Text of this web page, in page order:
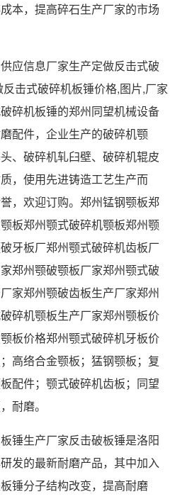
本，提高碎石生产厂家的市场
应信息厂家生产定做反击式破
击式破碎机板锤价格,图片,厂家
碎机板锤的郑州同望机械设备
配件，企业生产的破碎机颚
、破碎机轧臼壁、破碎机辊皮
，使用先进铸造工艺生产而
，欢迎订购。郑州锰钢颚板郑
板郑州颚式破碎机颚板郑州颚
牙板厂郑州颚式破碎机齿板厂
郑州颚破颚板厂家郑州颚式破
家郑州颚破齿板生产厂家郑州
碎机颚板生产厂家郑州颚板价
板价格郑州颚式破碎机牙板价
高络合金颚板；猛钢颚板；复
配件；颚式破碎机齿板；同望
耐磨。
锤生产厂家反击破板锤是洛阳
发的最新耐磨产品，其中加入
锤分子结构改变，提高耐磨